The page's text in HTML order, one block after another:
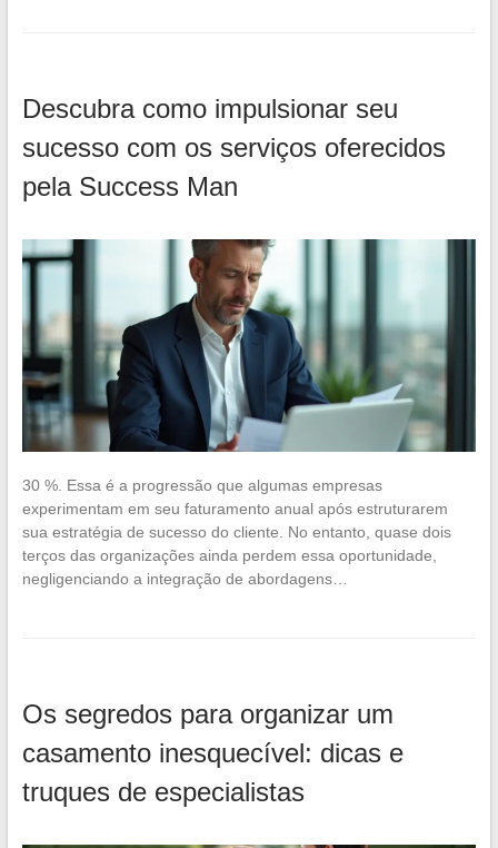
Descubra como impulsionar seu
sucesso com os serviços oferecidos
pela Success Man
30 %. Essa é a progressão que algumas empresas
experimentam em seu faturamento anual após estruturarem
sua estratégia de sucesso do cliente. No entanto, quase dois
terços das organizações ainda perdem essa oportunidade,
negligenciando a integração de abordagens…
Os segredos para organizar um
casamento inesquecível: dicas e
truques de especialistas